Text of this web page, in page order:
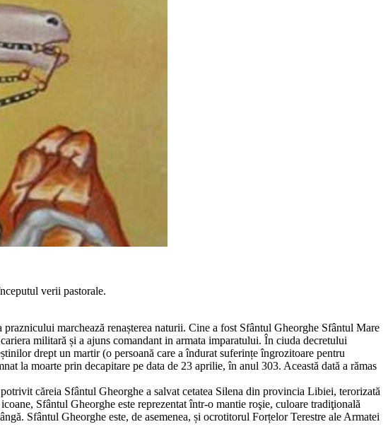
verii pastorale.
marchează renașterea naturii. Cine a fost Sfântul Gheorghe Sfântul Mare
militară și a ajuns comandant in armata imparatului. În ciuda decretului
drept un martir (o persoană care a îndurat suferințe îngrozitoare pentru
la moarte prin decapitare pe data de 23 aprilie, în anul 303. Această dată a rămas
căreia Sfântul Gheorghe a salvat cetatea Silena din provincia Libiei, terorizată
Sfântul Gheorghe este reprezentat într-o mantie roşie, culoare tradiţională
Sfântul Gheorghe este, de asemenea, și ocrotitorul Forțelor Terestre ale Armatei